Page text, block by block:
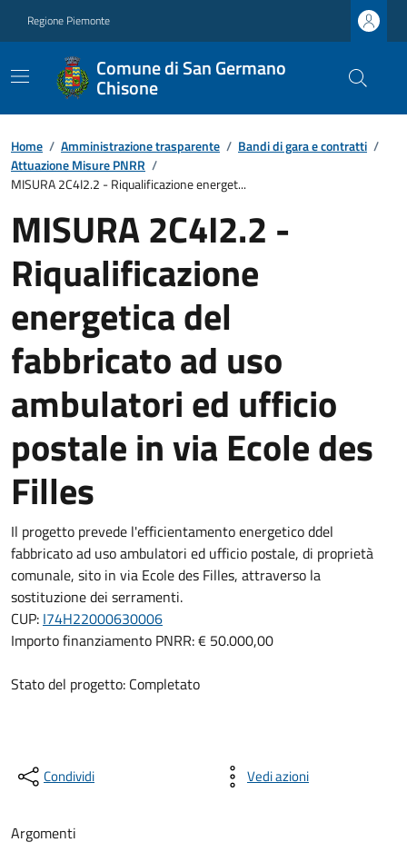
Regione Piemonte
Comune di San Germano
Chisone
Home / Amministrazione trasparente / Bandi di gara e contratti /
Attuazione Misure PNRR /
MISURA 2C4I2.2 - Riqualificazione energet...
MISURA 2C4I2.2 -
Riqualificazione
energetica del
fabbricato ad uso
ambulatori ed ufficio
postale in via Ecole des
Filles
Il progetto prevede l'efficientamento energetico ddel
fabbricato ad uso ambulatori ed ufficio postale, di proprietà
comunale, sito in via Ecole des Filles, attraverso la
sostituzione dei serramenti.
CUP: I74H22000630006
Importo finanziamento PNRR: € 50.000,00
Stato del progetto: Completato
Condividi Vedi azioni
Argomenti